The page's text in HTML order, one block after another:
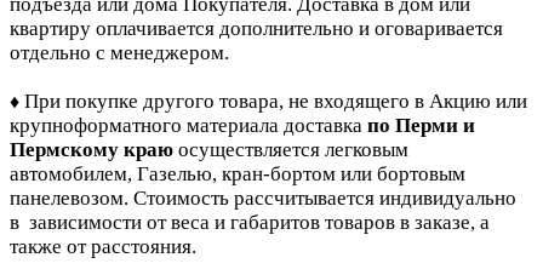
подъезда или дома Покупателя. Доставка в дом или
квартиру оплачивается дополнительно и оговаривается
отдельно с менеджером.
♦ При покупке другого товара, не входящего в Акцию или
крупноформатного материала доставка по Перми и
Пермскому краю осуществляется легковым
автомобилем, Газелью, кран-бортом или бортовым
панелевозом. Стоимость рассчитывается индивидуально
в зависимости от веса и габаритов товаров в заказе, а
также от расстояния.